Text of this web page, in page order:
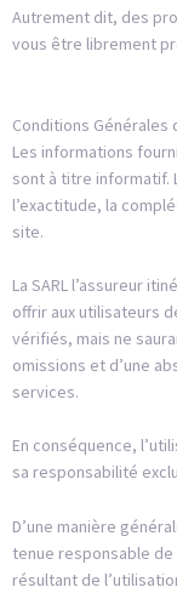
Autrement dit, des
vous être librement
Conditions Générales
Les informations
sont à titre informatif.
l’exactitude, la
site.
La SARL l’assureur
offrir aux utilisateurs
vérifiés, mais ne
omissions et d’une
services.
En conséquence,
sa responsabilité
D’une manière
tenue responsable
résultant de